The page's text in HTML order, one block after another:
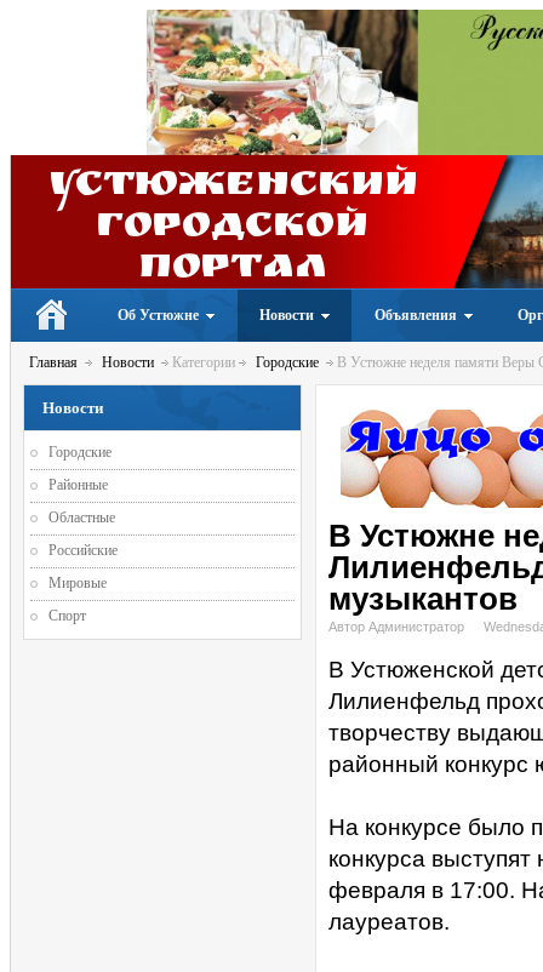
Устюженский
Городской
портал
Об Устюжне Новости Объявления
Главная Новости Категории Городские В Устюжне неделя памяти Веры
В Устюжне
музыкантов
Автор Администратор
В Устюженской
Лилиенфельд
творчеству
районный конкурс
На конкурсе было
конкурса
февраля в 17:00.
лауреатов.
Новости
Городские
Районные
Областные
Российские
Мировые
Спорт